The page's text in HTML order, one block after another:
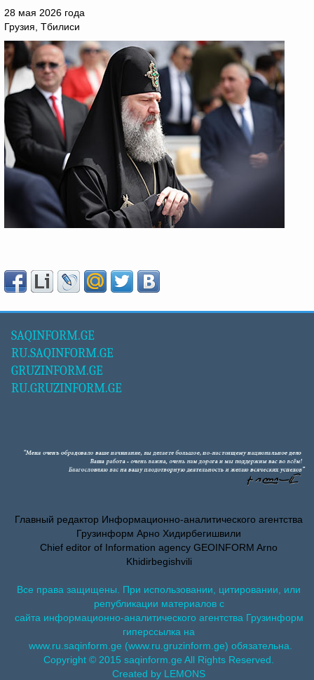
28 мая 2026 года
Грузия, Тбилиси
SAQINFORM.GE
RU.SAQINFORM.GE
GRUZINFORM.GE
RU.GRUZINFORM.GE
Главный редактор Информационно-аналитического агентства
Грузинформ Арно Хидирбегишвили
Chief editor of Information agency GEOINFORM Arno
Khidirbegishvili
Все права защищены. При использовании, цитировании, или
републикации материалов с
сайта информационно-аналитического агентства Грузинформ
гиперссылка на
www.ru.saqinform.ge (www.ru.gruzinform.ge) обязательна.
Copyright © 2015 saqinform.ge All Rights Reserved.
Created by LEMONS